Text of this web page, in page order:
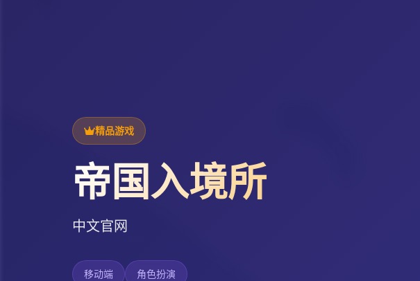
精品游戏
帝国入境所
中文官网
移动端 角色扮演